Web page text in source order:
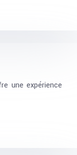
une expérience